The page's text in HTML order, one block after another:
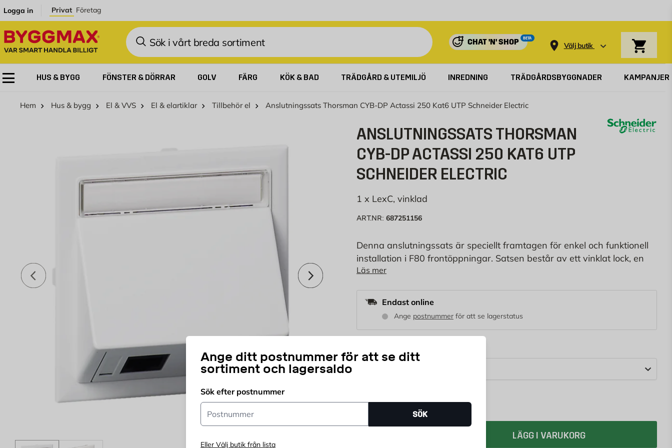
Logga in Privat Företag
Sök
CHAT 'N' SHOP
BETA
Välj butik
Ange ditt postnummer för att se ditt
sortiment och lagersaldo
Sök efter postnummer
Postnummer
SÖK
Eller Välj butik från lista
HUS & BYGG FÖNSTER & DÖRRAR GOLV FÄRG KÖK & BAD TRÄDGÅRD & UTEMILJÖ INREDNING TRÄDGÅRDSBYGGNADER KAMPANJER
Hem Hus & bygg El & VVS El & elartiklar Tillbehör el Anslutningssats Thorsman CYB-DP Actassi 250 Kat6 UTP Schneider Electric
Föregående Nästa
ANSLUTNINGSSATS THORSMAN
CYB-DP ACTASSI 250 KAT6 UTP
SCHNEIDER ELECTRIC
1 x LexC, vinklad
ART.NR: 687251156
Denna anslutningssats är speciellt framtagen för enkel och funktionell
installation i F80 frontöppningar. Satsen består av ett vinklat lock, en
kontaktbricka, en ram och Actassi/LexCom Kat6 oskärmade kontaktdon,
Läs mer
Endast online
Ange postnummerför att se lagerstatus
Modell:
329 KR
LÄGG I VARUKORG